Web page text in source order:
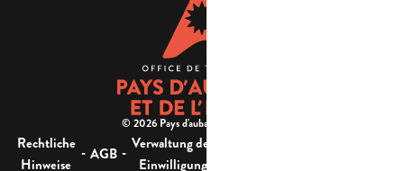
© 2026 Pays d'aubagne et de l'étoile -
Rechtliche
Hinweise
- AGB - Verwaltung der
Einwilligung